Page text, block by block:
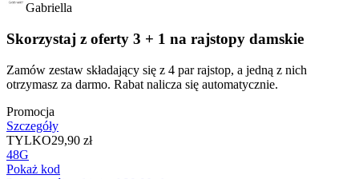
Gabriella
Skorzystaj z oferty 3 + 1 na rajstopy damskie
Zamów zestaw składający się z 4 par rajstop, a jedną z nich
otrzymasz za darmo. Rabat nalicza się automatycznie.
Promocja
Szczegóły
TYLKO29,90 zł
48G
Pokaż kod